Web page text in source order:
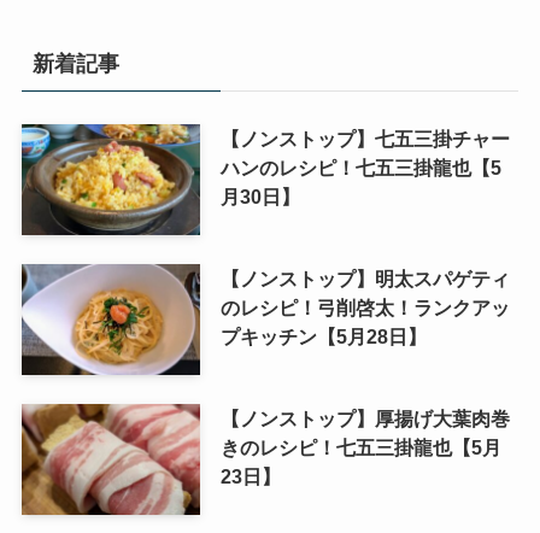
新着記事
【ノンストップ】七五三掛チャー
ハンのレシピ！七五三掛龍也【5
月30日】
【ノンストップ】明太スパゲティ
のレシピ！弓削啓太！ランクアッ
プキッチン【5月28日】
【ノンストップ】厚揚げ大葉肉巻
きのレシピ！七五三掛龍也【5月
23日】